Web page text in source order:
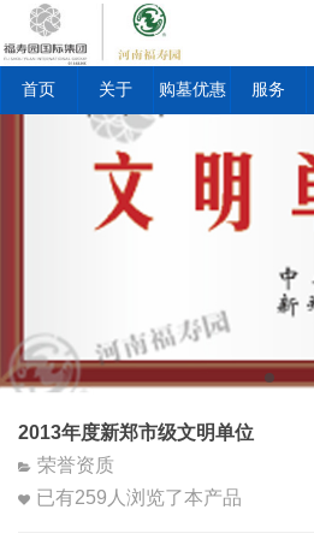
首页 关于 购墓优惠 服务
2013年度新郑市级文明单位
荣誉资质
已有259 人浏览了本产品